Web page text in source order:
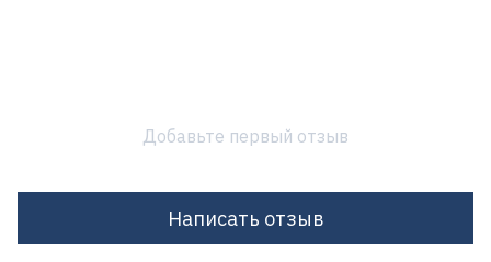
Добавьте первый отзыв
Написать отзыв